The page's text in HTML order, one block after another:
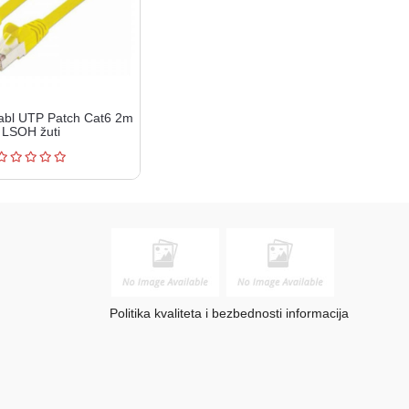
UTP Patch Cat6 2m
LSOH žuti
Politika kvaliteta i bezbednosti informacija